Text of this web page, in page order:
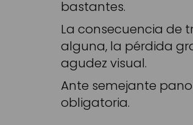
bastantes.
La consecuencia de
alguna, la pérdida
agudez visual.
Ante semejante
obligatoria.